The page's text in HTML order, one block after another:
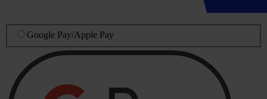
Google Pay/Apple Pay